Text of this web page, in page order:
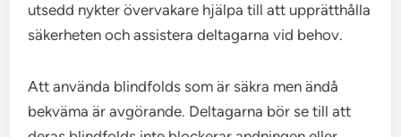
utsedd nykter övervakare hjälpa till att upprätthålla
säkerheten och assistera deltagarna vid behov.
Att använda blindfolds som är säkra men ändå
bekväma är avgörande. Deltagarna bör se till att